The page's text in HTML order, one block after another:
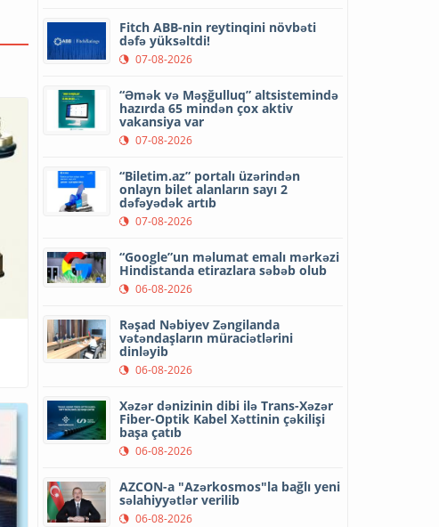
Fitch ABB-nin reytinqini növbəti
dəfə yüksəltdi!
07-08-2026
“Əmək və Məşğulluq” altsistemində
hazırda 65 mindən çox aktiv
vakansiya var
07-08-2026
“Biletim.az” portalı üzərindən
onlayn bilet alanların sayı 2
dəfəyədək artıb
07-08-2026
“Google”un məlumat emalı mərkəzi
Hindistanda etirazlara səbəb olub
06-08-2026
Rəşad Nəbiyev Zəngilanda
vətəndaşların müraciətlərini
dinləyib
06-08-2026
Xəzər dənizinin dibi ilə Trans-Xəzər
Fiber-Optik Kabel Xəttinin çəkilişi
başa çatıb
06-08-2026
AZCON-a "Azərkosmos"la bağlı yeni
səlahiyyətlər verilib
06-08-2026